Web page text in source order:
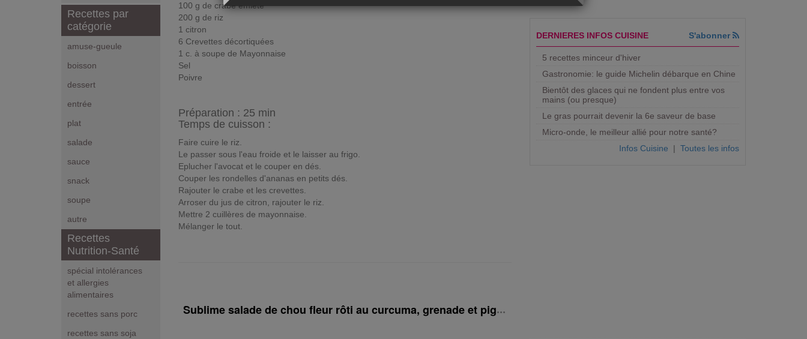
Recettes par
catégorie
amuse-gueule
boisson
dessert
entrée
plat
salade
sauce
snack
soupe
autre
Recettes
Nutrition-Santé
spécial intolérances
et allergies
alimentaires
recettes sans porc
recettes sans soja
100 g de crabe émiété
200 g de riz
1 citron
6 Crevettes décortiquées
1 c. à soupe de Mayonnaise
Sel
Poivre
Préparation : 25 min
Temps de cuisson :
Faire cuire le riz.
Le passer sous l'eau froide et le laisser au frigo.
Eplucher l'avocat et le couper en dés.
Couper les rondelles d'ananas en petits dés.
Rajouter le crabe et les crevettes.
Arroser du jus de citron, rajouter le riz.
Mettre 2 cuillères de mayonnaise.
Mélanger le tout.
Sublime salade de chou fleur rôti au curcuma, grenade et pignons
DERNIERES INFOS CUISINE S'abonner
5 recettes minceur d'hiver
Gastronomie: le guide Michelin débarque en Chine
Bientôt des glaces qui ne fondent plus entre vos
mains (ou presque)
Le gras pourrait devenir la 6e saveur de base
Micro-onde, le meilleur allié pour notre santé?
Infos Cuisine | Toutes les infos